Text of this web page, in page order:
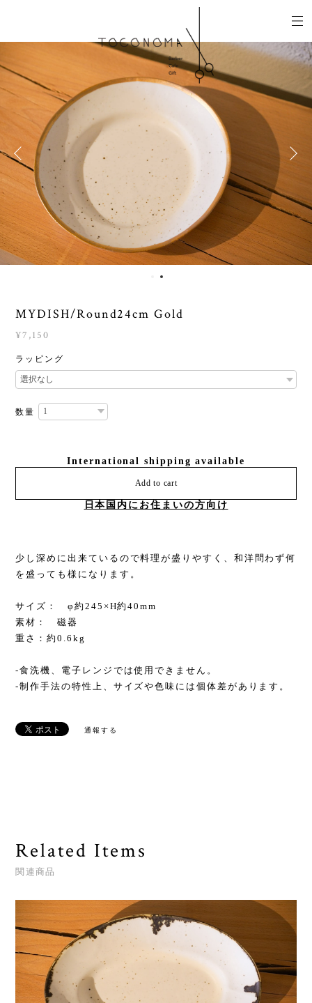
MYDISH/Round24cm Gold
¥7,150
ラッピング
数量
International shipping available
Add to cart
日本国内にお住まいの方向け
少し深めに出来ているので料理が盛りやすく、和洋問わず何
を盛っても様になります。
サイズ： φ約245×H約40mm
素材： 磁器
重さ：約0.6kg
-食洗機、電子レンジでは使用できません。
-制作手法の特性上、サイズや色味には個体差があります。
通報する
Related Items
関連商品